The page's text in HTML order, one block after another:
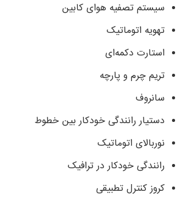
سیستم تصفیه هوای کابین
تهویه اتوماتیک
استارت دکمه‌ای
تریم چرم و پارچه
سانروف
دستیار رانندگی خودکار بین خطوط
نوربالای اتوماتیک
رانندگی خودکار در ترافیک
کروز کنترل تطبیقی